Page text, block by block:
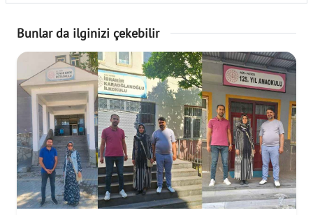
Bunlar da ilginizi çekebilir